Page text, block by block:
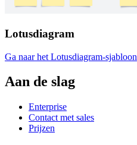
Lotusdiagram
Ga naar het Lotusdiagram-sjabloon
Aan de slag
Enterprise
Contact met sales
Prijzen